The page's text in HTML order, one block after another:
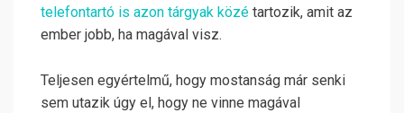
telefontartó is azon tárgyak közé tartozik, amit az
ember jobb, ha magával visz.
Teljesen egyértelmű, hogy mostanság már senki
sem utazik úgy el, hogy ne vinne magával